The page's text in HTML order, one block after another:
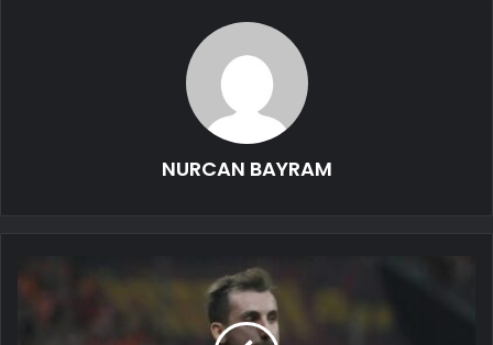
NURCAN BAYRAM